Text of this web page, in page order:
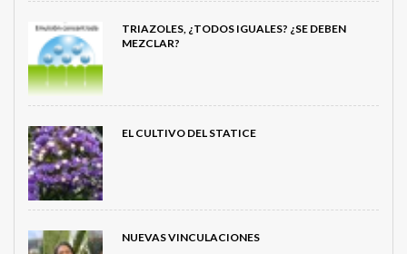
TRIAZOLES, ¿TODOS IGUALES? ¿SE DEBEN
MEZCLAR?
EL CULTIVO DEL STATICE
NUEVAS VINCULACIONES